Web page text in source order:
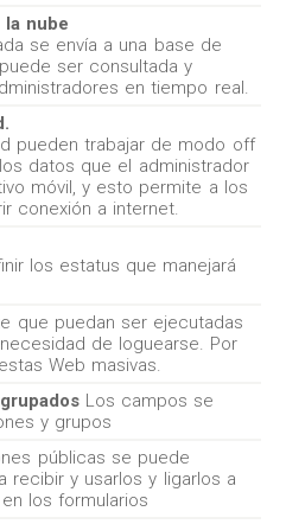
nube
se envía a una base de
ser consultada y
en tiempo real.
pueden trabajar de modo off
datos que el administrador
móvil, y esto permite a los
conexión a internet.
los estatus que manejará
que puedan ser ejecutadas
de loguearse. Por
Web masivas.
Los campos se
y grupos
públicas se puede
recibir y usarlos y ligarlos a
los formularios